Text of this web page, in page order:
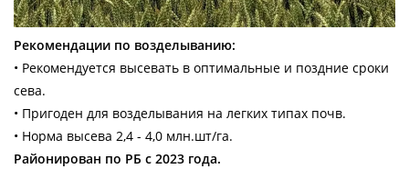
Рекомендации по возделыванию:
• Рекомендуется высевать в оптимальные и поздние сроки
сева.
• Пригоден для возделывания на легких типах почв.
• Норма высева 2,4 - 4,0 млн.шт/га.
Районирован по РБ с 2023 года.